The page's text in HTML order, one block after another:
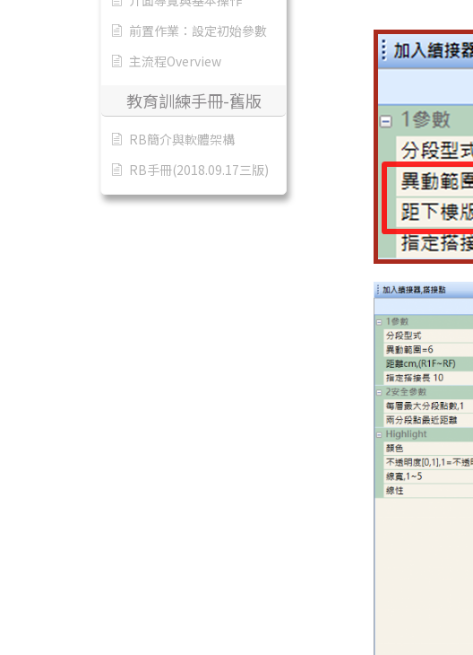
前置作業：設定初始參數
主流程Overview
教育訓練手冊-舊版
RB簡介與軟體架構
RB手冊(2018.09.17三版)